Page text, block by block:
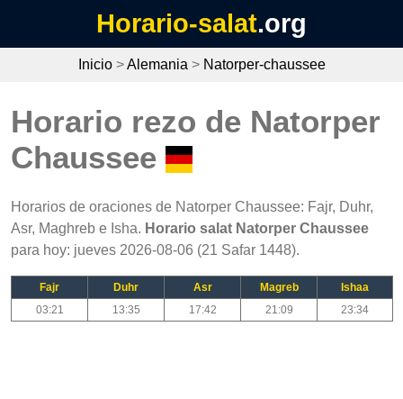
Horario-salat.org
Inicio>Alemania > Natorper-chaussee
Horario rezo de Natorper
Chaussee
Horarios de oraciones de Natorper Chaussee: Fajr, Duhr,
Asr, Maghreb e Isha. Horario salat Natorper Chaussee
para hoy: jueves 2026-08-06 (21 Safar 1448).
Fajr Duhr Asr Magreb
Ishaa
03:21
13:35 17:42 21:09 23:34